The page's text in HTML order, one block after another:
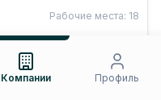
Рабочие места: 18
Рабочие места
Компании Профиль